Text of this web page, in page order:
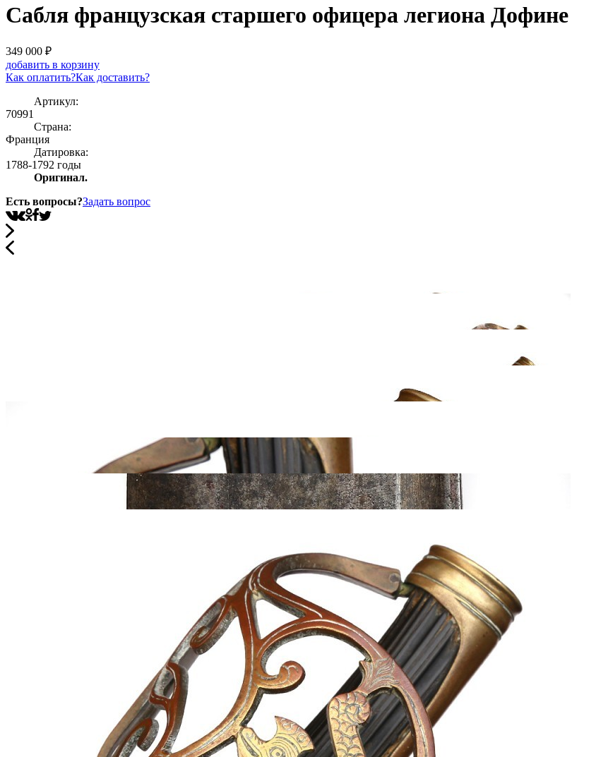
Сабля французская старшего офицера легиона Дофине
349 000 ₽
добавить в корзину
Как оплатить?Как доставить?
Артикул:
70991
Страна:
Франция
Датировка:
1788-1792 годы
Оригинал.
Есть вопросы?Задать вопрос